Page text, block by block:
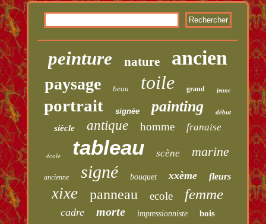
peinture nature ancien
paysage beau toile grand jeune
portrait signée painting début
siècle antique homme franaise
école tableau scène marine
ancienne signé bouquet xxème fleurs
xixe panneau ecole femme
cadre morte impressionniste bois